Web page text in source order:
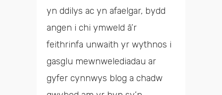
yn ddilys ac yn afaelgar, bydd
angen i chi ymweld â’r
feithrinfa unwaith yr wythnos i
gasglu mewnwelediadau ar
gyfer cynnwys blog a chadw